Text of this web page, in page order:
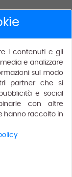
i contenuti e gli
e analizzare
sul modo
partner che si
e social
con altre
hanno raccolto in